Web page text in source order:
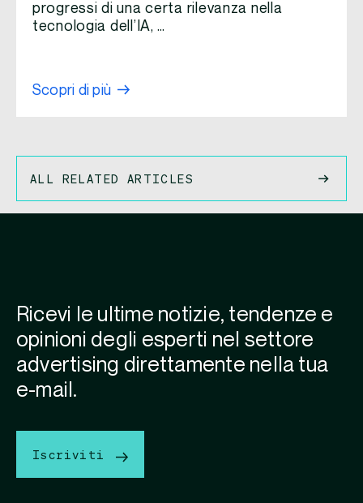
progressi di una certa rilevanza nella
tecnologia dell’IA, …
Scopri di più
ALL RELATED ARTICLES
Ricevi le ultime notizie, tendenze e
opinioni degli esperti nel settore
advertising direttamente nella tua
e-mail.
Iscriviti